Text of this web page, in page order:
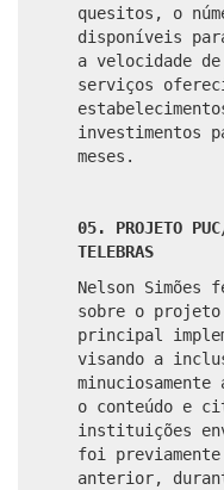
quesitos, o
disponíveis
a velocidade
serviços
investimentos
meses.
05. PROJETO
TELEBRAS
Nelson Simões
sobre o projeto
principal
visando a
o conteúdo e
instituições
foi previamente
anterior,